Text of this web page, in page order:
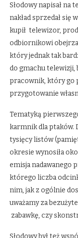
Słodowy napisał na
nakład sprzedał się
kupił telewizor,
odbiornikowi
który jednak tak
do gmachu telewizji,
pracownik, który go
przygotowanie
Tematyką
karmnik dla ptaków.
tysięcy listów
okresie wynosiła
emisja nadawanego
którego liczba
nim, jak z ogólnie
uważamy za
zabawkę, czy
Słodowy był też